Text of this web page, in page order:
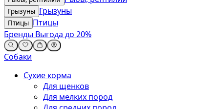
Грызуны Грызуны
Птицы Птицы
Бренды Выгода до 20%
Собаки
Сухие корма
Для щенков
Для мелких пород